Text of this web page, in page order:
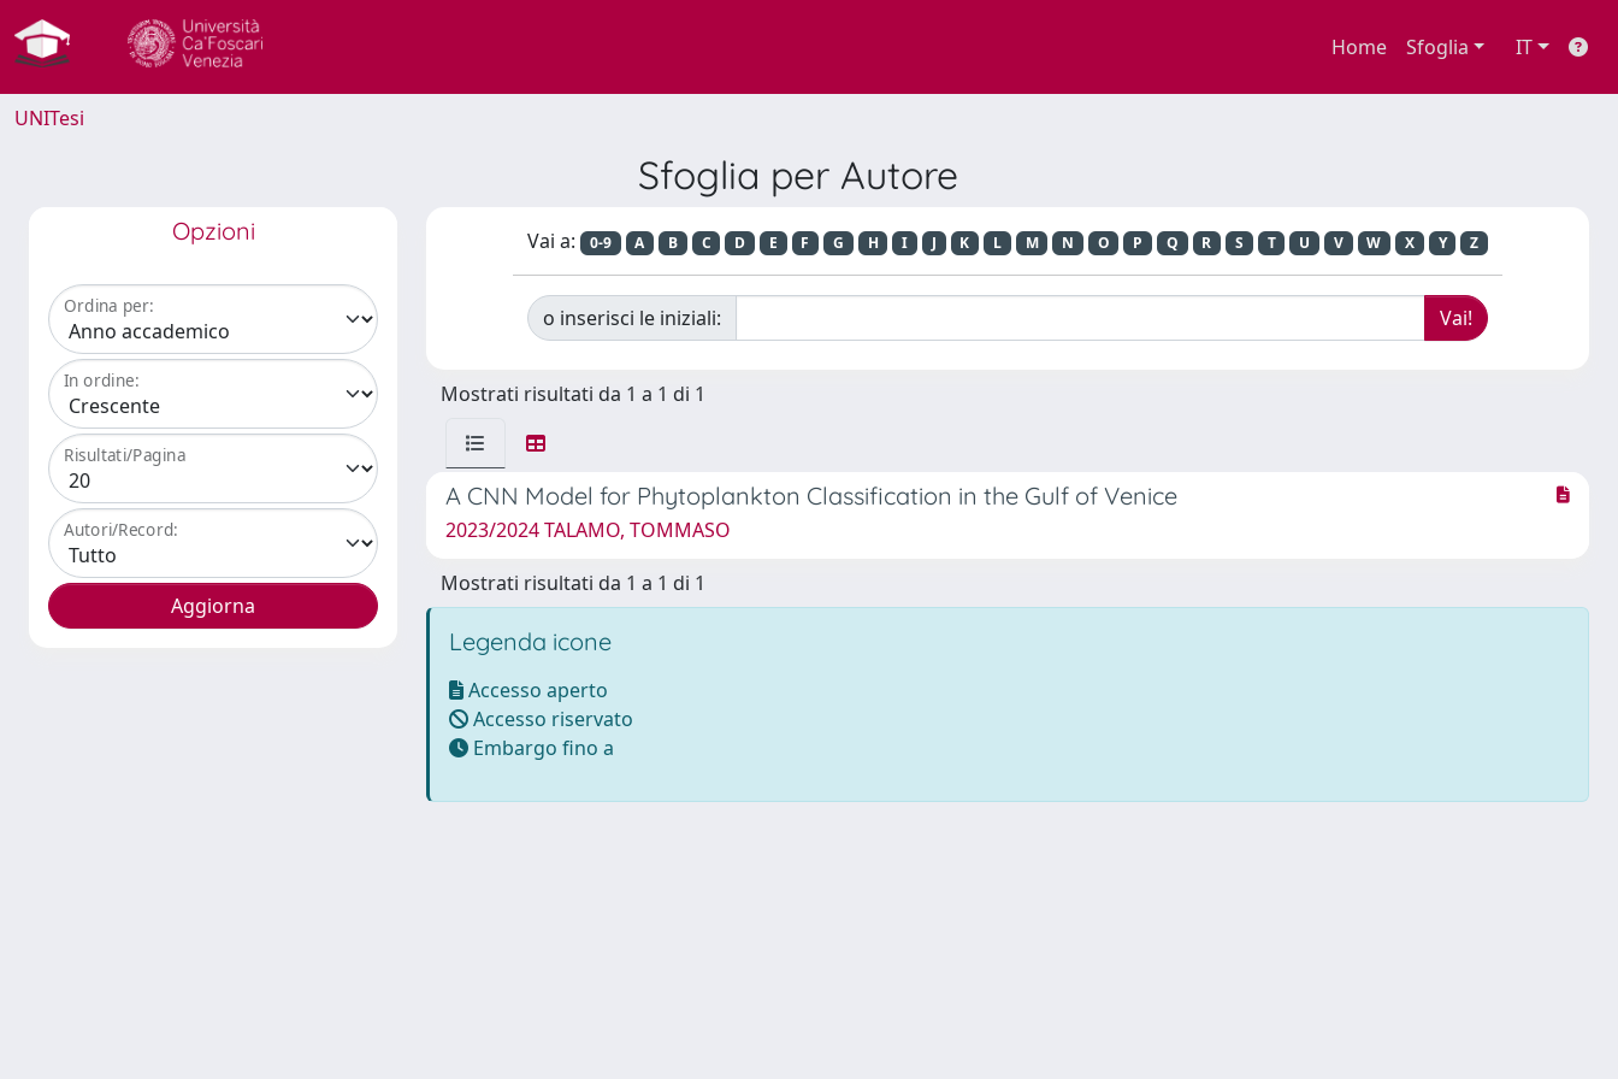
Home Sfoglia IT
UNITesi
Sfoglia per Autore
Opzioni
Ordina per:
In ordine:
Risultati/Pagina
Autori/Record:
Vai a: 0-9 A B C D E F G H I J K L M N O P Q R S T U V W X Y Z
o inserisci le iniziali:
Mostrati risultati da 1 a 1 di 1
A CNN Model for Phytoplankton Classification in the Gulf of Venice
2023/2024 TALAMO, TOMMASO
Mostrati risultati da 1 a 1 di 1
Legenda icone
Accesso aperto
Accesso riservato
Embargo fino a